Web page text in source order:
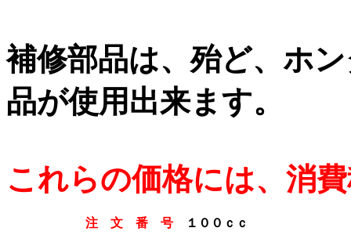
補修部品は、殆ど、ホ
品が使用出来ます。
これらの価格には、消
注 文 番 号
１００ｃｃ